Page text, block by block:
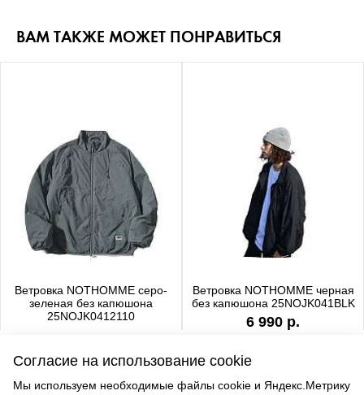
ВАМ ТАКЖЕ МОЖЕТ ПОНРАВИТЬСЯ
Ветровка NOTHOMME серо-
зеленая без капюшона
25NOJK0412110
Ветровка NOTHOMME черная
без капюшона 25NOJK041BLK
6 990 р.
Согласие на использование cookie
Мы используем необходимые файлы cookie и Яндекс.Метрику